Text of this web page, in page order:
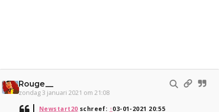
Rouge__
zondag 3 januari 2021 om 21:08
Newstart20 schreef: ↑03-01-2021 20:55